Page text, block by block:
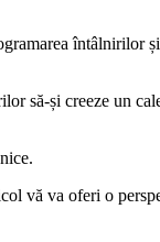
întâlnirilor
să-și creeze un
vă va oferi o